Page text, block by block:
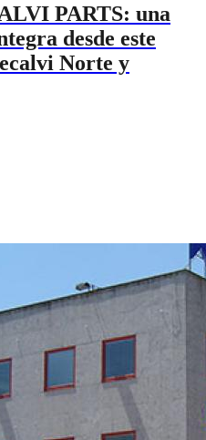
PARTS: una
desde este
Norte y